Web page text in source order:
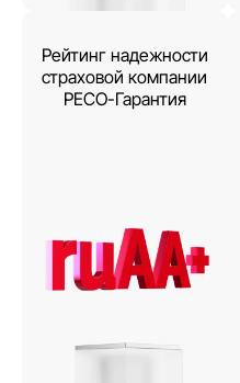
Рейтинг надежности
страховой компании
РЕСО-Гарантия